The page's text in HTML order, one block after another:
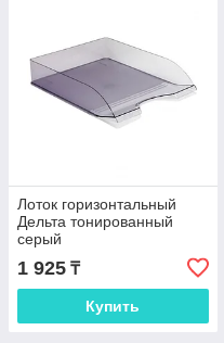
Лоток горизонтальный
Дельта тонированный
серый
1 925 ₸
Купить